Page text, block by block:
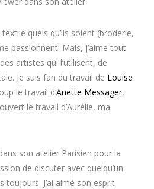
quels qu’ils soient (broderie,
passionnent. Mais, j’aime tout
artistes qui l’utilisent, de
Je suis fan du travail de Louise
le travail d’Anette Messager,
le travail d’Aurélie, ma
son atelier Parisien pour la
de discuter avec quelqu’un
toujours. J’ai aimé son esprit